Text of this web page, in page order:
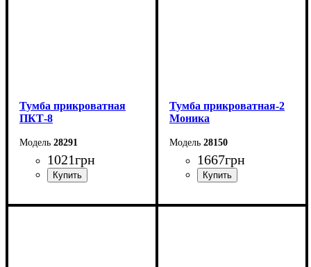
Тумба прикроватная
ПКТ-8
28291
1021грн
Ширина: 40 см
Тумба прикроватная-2
Моника
28150
1667грн
Ширина: 40 см